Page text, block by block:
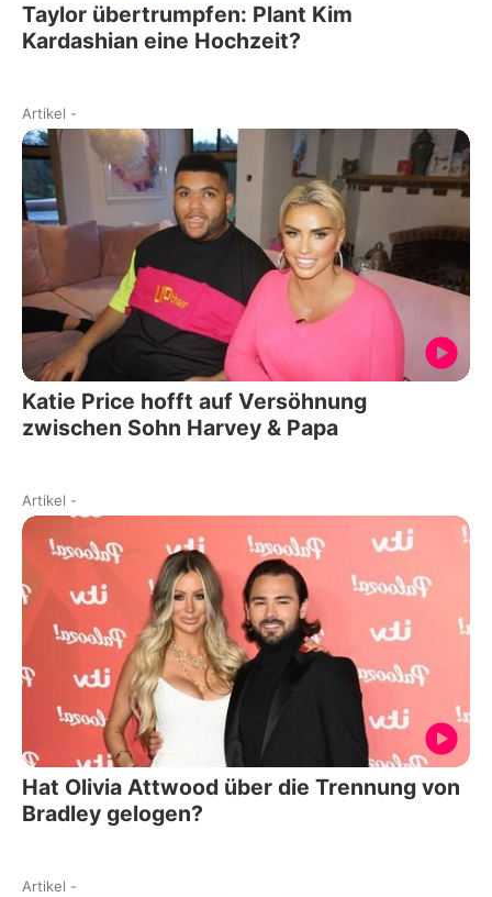
Taylor übertrumpfen: Plant Kim
Kardashian eine Hochzeit?
Artikel -
Katie Price hofft auf Versöhnung
zwischen Sohn Harvey & Papa
Artikel -
Hat Olivia Attwood über die Trennung von
Bradley gelogen?
Artikel -